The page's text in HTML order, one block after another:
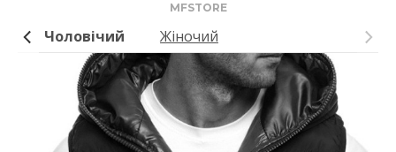
MFSTORE
Чоловічий Жіночий